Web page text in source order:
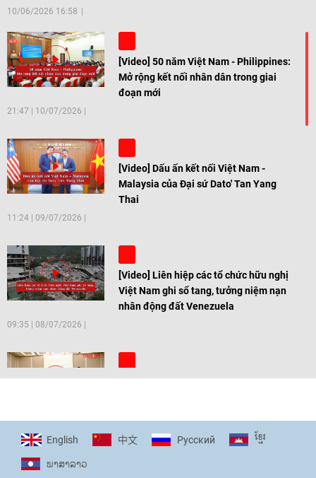
10/06/2026 16:58
[Video] 50 năm Việt Nam - Philippines:
Mở rộng kết nối nhân dân trong giai
đoạn mới
21:47 10/07/2026
[Video] Dấu ấn kết nối Việt Nam -
Malaysia của Đại sứ Dato' Tan Yang
Thai
11:24 09/07/2026
[Video] Liên hiệp các tổ chức hữu nghị
Việt Nam ghi sổ tang, tưởng niệm nạn
nhân động đất Venezuela
09:35 08/07/2026
[Video] Trẻ em Đông Á cùng kiến tạo
English 中文 Pусский ខ្មែរ
ພາ​ສາ​ລາວ